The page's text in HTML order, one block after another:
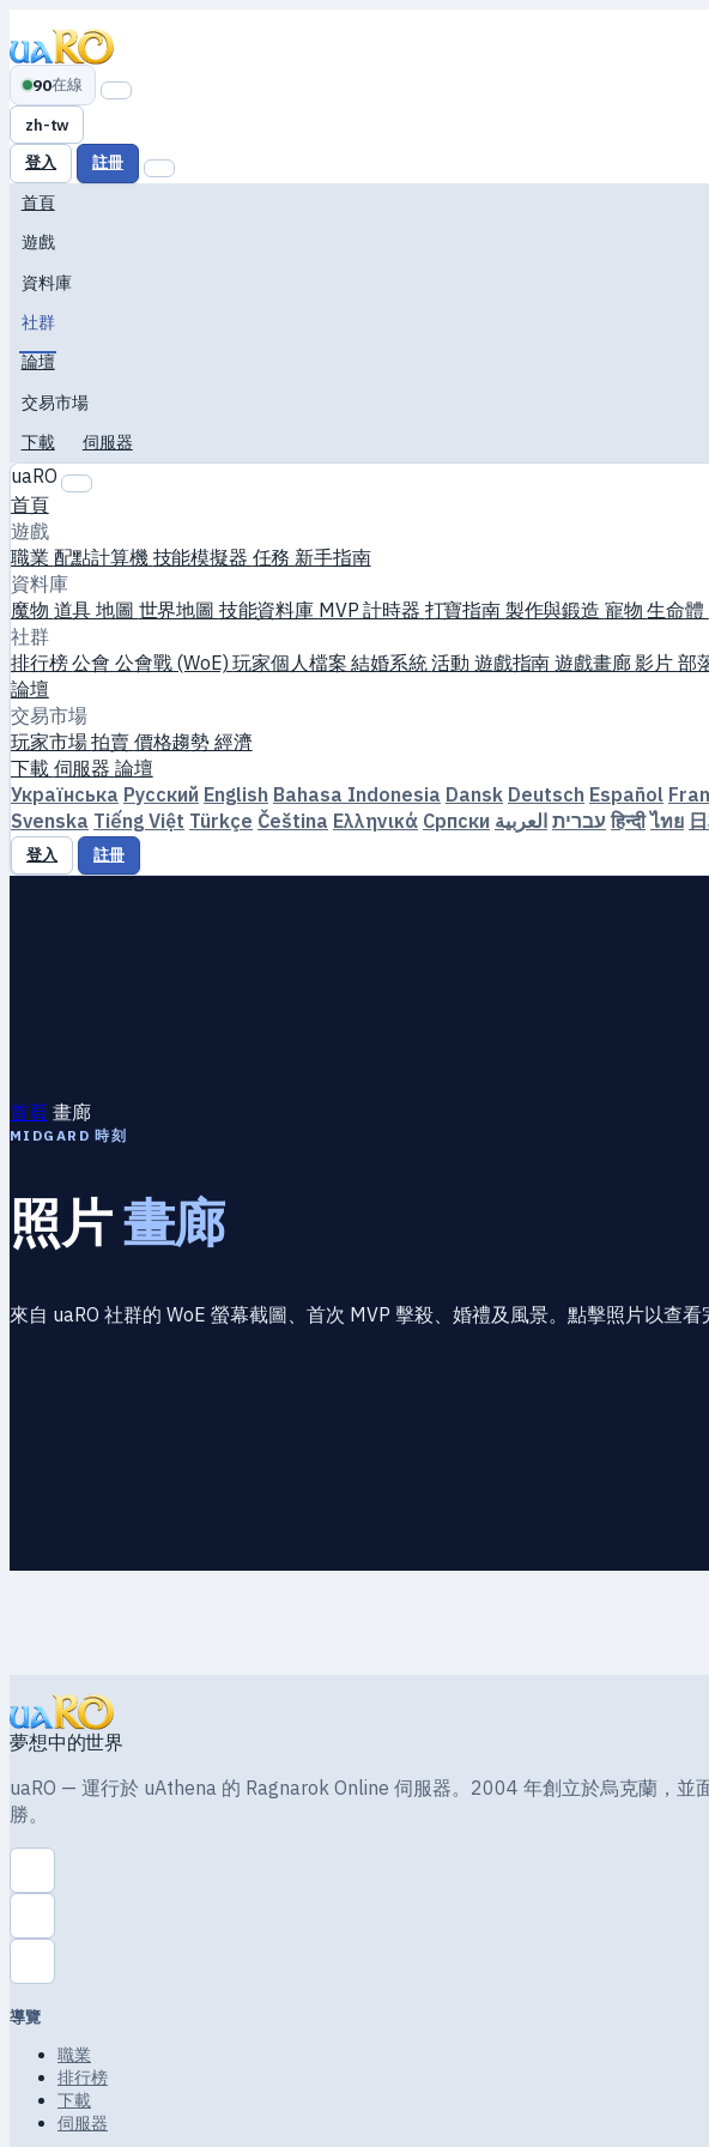
90在線
zh-tw
登入 註冊
首頁
遊戲
資料庫
社群
論壇
交易市場
下載
伺服器
uaRO
首頁
遊戲
職業 配點計算機 技能模擬器 任務 新手指南
資料庫
魔物 道具地圖 世界地圖 技能資料庫 MVP 計時器 打寶指南 製作與鍛造 寵物生命體
社群
排行榜公會 公會戰 (WoE)玩家個人檔案結婚系統活動 遊戲指南遊戲畫廊影片 部
論壇
交易市場
玩家市場拍賣 價格趨勢 經濟
下載 伺服器 論壇
Українська Русский English Bahasa Indonesia Dansk Deutsch Español
Svenska Tiếng Việt Türkçe Čeština Ελληνικά Српски עברית العربية हिन्दी ไทย
登入 註冊
首頁 畫廊
MIDGARD 時刻
照片畫廊
來自 uaRO 社群的 WoE 螢幕截圖、首次 MVP 擊殺、婚禮及風景。點擊照片以查看
夢想中的世界
uaRO — 運行於 uAthena 的 Ragnarok Online 伺服器。2004 年創立於烏克蘭，
勝。
導覽
職業
排行榜
下載
伺服器